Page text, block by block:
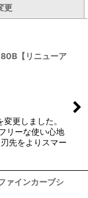
更
【リニューア
更しました。
リーな使い心地
先をよりスマー
ァインカーブシ